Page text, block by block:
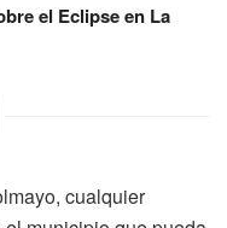
el Eclipse en La
cualquier